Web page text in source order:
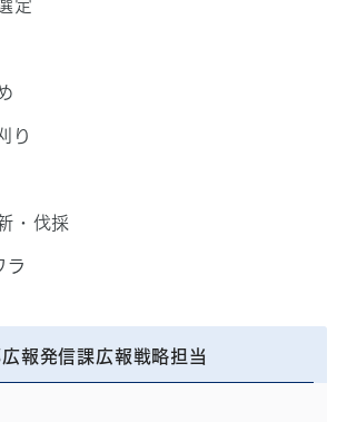
定
り
・伐採
ラ
報発信課広報戦略担当